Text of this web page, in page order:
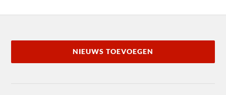
NIEUWS TOEVOEGEN